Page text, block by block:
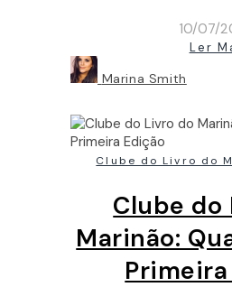
10/07/
Ler
Marina Smith
Clube do Livro do
Clube do
Marinão: